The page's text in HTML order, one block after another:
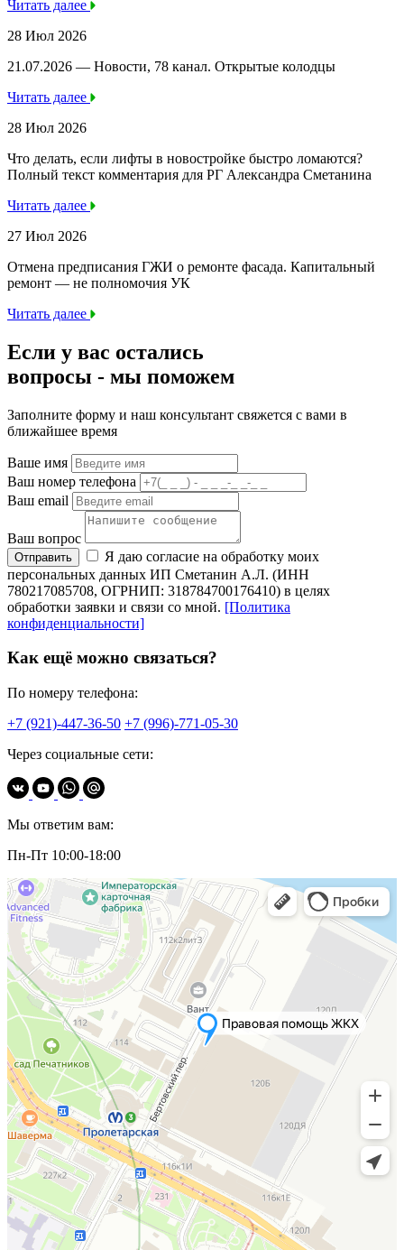
Читать далее
28 Июл 2026
21.07.2026 — Новости, 78 канал. Открытые колодцы
Читать далее
28 Июл 2026
Что делать, если лифты в новостройке быстро ломаются?
Полный текст комментария для РГ Александра Сметанина
Читать далее
27 Июл 2026
Отмена предписания ГЖИ о ремонте фасада. Капитальный
ремонт — не полномочия УК
Читать далее
Если у вас остались
вопросы - мы поможем
Заполните форму и наш консультант свяжется с вами в
ближайшее время
Ваше имя
Ваш номер телефона
Ваш email
Ваш вопрос
Отправить
Я даю согласие на обработку моих
персональных данных ИП Сметанин А.Л. (ИНН
780217085708, ОГРНИП: 318784700176410) в целях
обработки заявки и связи со мной. [Политика
конфиденциальности]
Как ещё можно связаться?
По номеру телефона:
+7 (921)-447-36-50 +7 (996)-771-05-30
Через социальные сети:
Мы ответим вам:
Пн-Пт 10:00-18:00